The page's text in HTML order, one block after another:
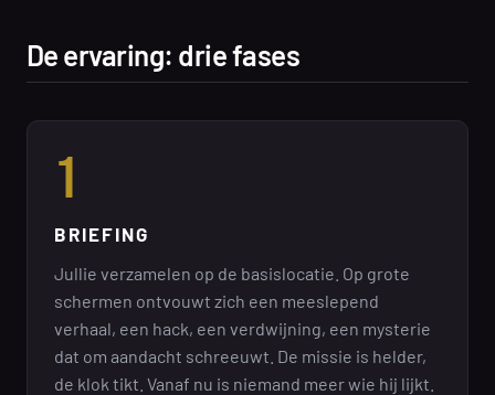
De ervaring: drie fases
1
BRIEFING
Jullie verzamelen op de basislocatie. Op grote
schermen ontvouwt zich een meeslepend
verhaal, een hack, een verdwijning, een mysterie
dat om aandacht schreeuwt. De missie is helder,
de klok tikt. Vanaf nu is niemand meer wie hij lijkt.